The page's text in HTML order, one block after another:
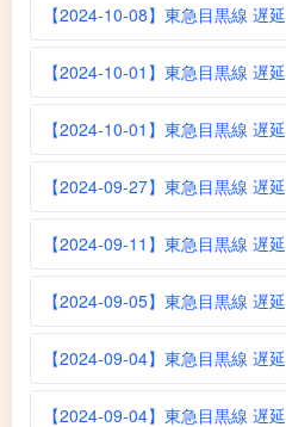
【2024-10-08】東急目黒線 遅延
【2024-10-01】東急目黒線 遅延
【2024-10-01】東急目黒線 遅延
【2024-09-27】東急目黒線 遅延
【2024-09-11】東急目黒線 遅延
【2024-09-05】東急目黒線 遅延
【2024-09-04】東急目黒線 遅延
【2024-09-04】東急目黒線 遅延